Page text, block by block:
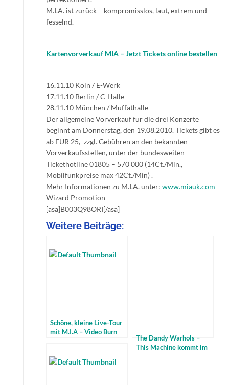
M.I.A. ist zurück – kompromisslos, laut, extrem und
fesselnd.
Kartenvorverkauf MIA – Jetzt Tickets online bestellen
16.11.10 Köln / E-Werk
17.11.10 Berlin / C-Halle
28.11.10 München / Muffathalle
Der allgemeine Vorverkauf für die drei Konzerte
beginnt am Donnerstag, den 19.08.2010. Tickets gibt es
ab EUR 25,- zzgl. Gebühren an den bekannten
Vorverkaufsstellen, unter der bundesweiten
Tickethotline 01805 – 570 000 (14Ct./Min.,
Mobilfunkpreise max 42Ct./Min) .
Mehr Informationen zu M.I.A. unter: www.miauk.com
Wizard Promotion
[asa]B003Q98ORI[/asa]
Weitere Beiträge:
Schöne, kleine Live-Tour
mit M.I.A – Video Burn
The Dandy Warhols –
This Machine kommt im